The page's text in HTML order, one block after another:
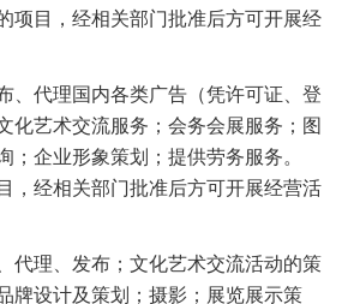
项目，经相关部门批准后方可开展经
、代理国内各类广告（凭许可证、登
化艺术交流服务；会务会展服务；图
；企业形象策划；提供劳务服务。
，经相关部门批准后方可开展经营活
代理、发布；文化艺术交流活动的策
牌设计及策划；摄影；展览展示策